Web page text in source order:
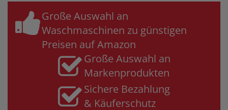
Große Auswahl an
Waschmaschinen zu günstigen
Preisen auf Amazon
Große Auswahl an
Markenprodukten
Sichere Bezahlung
& Käuferschutz